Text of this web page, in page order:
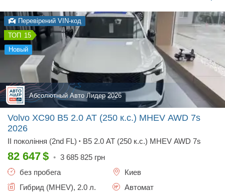
Перевірений VIN-код
15
новый
Абсолютный Авто Лидер 2026
Volvo XC90 B5 2.0 AT (250 к.с.) MHEV AWD 7s
2026
II покоління (2nd FL) • B5 2.0 AT (250 к.с.) MHEV AWD 7s
82 647$ • 3 685 825 грн
без пробега
Киев
Гибрид (MHEV), 2.0 л.
Автомат